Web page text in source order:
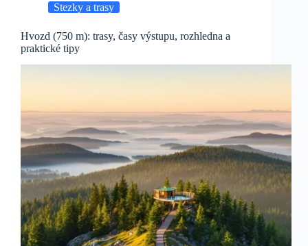
Stezky a trasy
Hvozd (750 m): trasy, časy výstupu, rozhledna a
praktické tipy